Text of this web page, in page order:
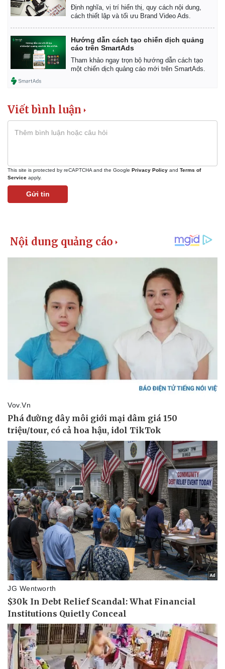
Pháp luật
Vụ án
Tin nóng
Tư vấn luật
Quân sự - Quốc phòng
Vũ khí
Việt Nam
Phân tích
Thể thao
Bóng đá
Lịch thi đấu bóng đá
Thế giới thể thao
Hậu trường
Ô tô
Xe máy
Định nghĩa, vị trí hiển thị, quy cách nội dung,
cách thiết lập và tối ưu Brand Video Ads.
Hướng dẫn cách tạo chiến dịch quảng
cáo trên SmartAds
Tham khảo ngay trọn bộ hướng dẫn cách tạo
một chiến dịch quảng cáo mới trên SmartAds.
Viết bình luận
This site is protected by reCAPTCHA and the Google Privacy Policy and Terms of
Service apply.
Gửi tin